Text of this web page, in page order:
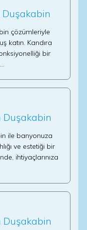
Duşakabin
çözümleriyle
katın. Kandıra
bir
Duşakabin
ile banyonuza
ve estetiği bir
ihtiyaçlarınıza
Duşakabin